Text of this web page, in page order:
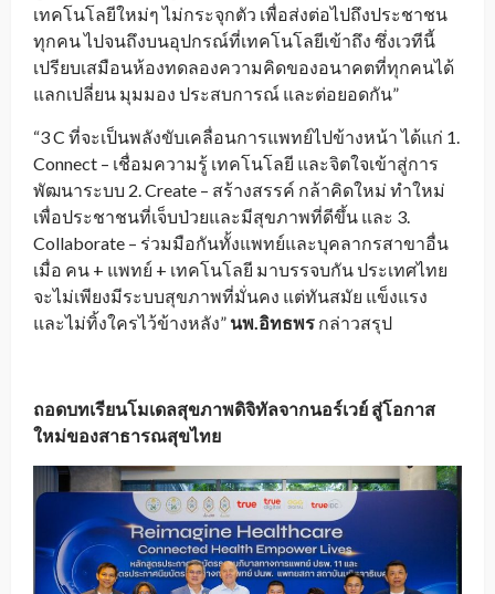
เทคโนโลยีใหม่ๆ ไม่กระจุกตัว เพื่อส่งต่อไปถึงประชาชน
ทุกคน ไปจนถึงบนอุปกรณ์ที่เทคโนโลยีเข้าถึง ซึ่งเวทีนี้
เปรียบเสมือนห้องทดลองความคิดของอนาคตที่ทุกคนได้
แลกเปลี่ยน มุมมอง ประสบการณ์ และต่อยอดกัน”
“3 C ที่จะเป็นพลังขับเคลื่อนการแพทย์ไปข้างหน้า ได้แก่ 1.
Connect – เชื่อมความรู้ เทคโนโลยี และจิตใจเข้าสู่การ
พัฒนาระบบ 2. Create – สร้างสรรค์ กล้าคิดใหม่ ทำใหม่
เพื่อประชาชนที่เจ็บป่วยและมีสุขภาพที่ดีขึ้น และ 3.
Collaborate – ร่วมมือกันทั้งแพทย์และบุคลากรสาขาอื่น
เมื่อ คน + แพทย์ + เทคโนโลยี มาบรรจบกัน ประเทศไทย
จะไม่เพียงมีระบบสุขภาพที่มั่นคง แต่ทันสมัย แข็งแรง
และไม่ทิ้งใครไว้ข้างหลัง” นพ.อิทธพร กล่าวสรุป
ถอดบทเรียนโมเดลสุขภาพดิจิทัลจากนอร์เวย์ สู่โอกาส
ใหม่ของสาธารณสุขไทย